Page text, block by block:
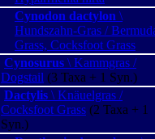
Cynodon dactylon \
Hundszahn-Gras /
Grass, Cocksfoot Grass
Cynosurus \ Kammgras /
Dogstail (3 Taxa + 1 Syn.)
Dactylis \ Knäuelgras /
Cocksfoot Grass (2 Taxa + 1
Syn.)